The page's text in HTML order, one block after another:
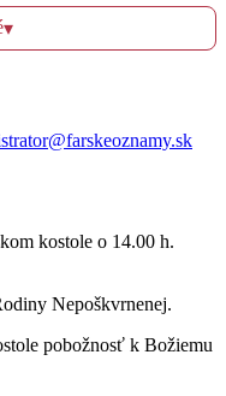
▾
kostole o 14.00 h.
Nepoškvrnenej.
pobožnosť k Božiemu